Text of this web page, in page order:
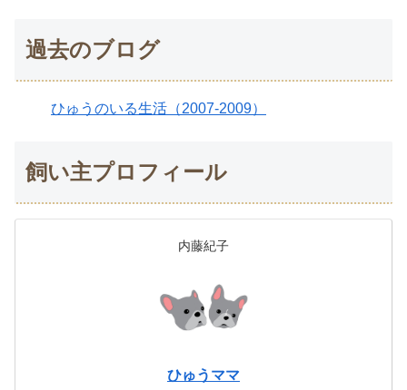
過去のブログ
ひゅうのいる生活（2007-2009）
飼い主プロフィール
内藤紀子
ひゅうママ